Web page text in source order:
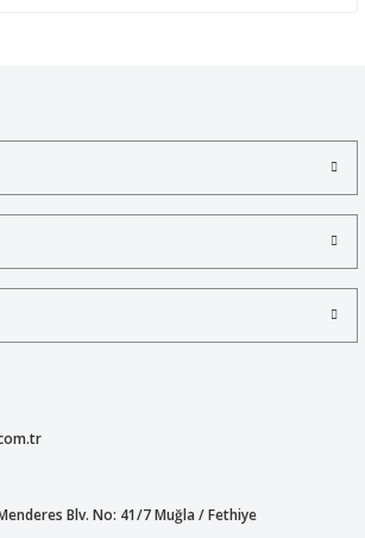
eksik bilgiler bulunuyor.
bulunuyor.
alternatifler olmalı.
Blv. No: 41/7 Muğla / Fethiye